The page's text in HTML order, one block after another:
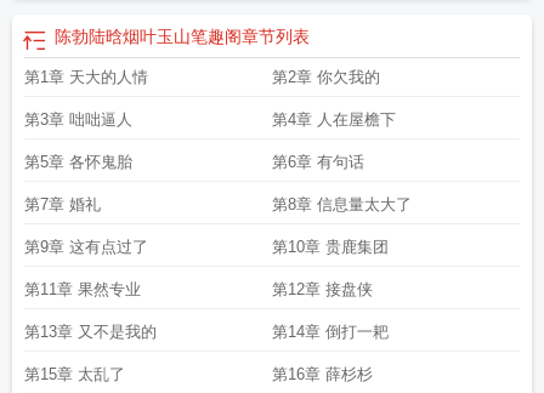
陈勃陆晗烟叶玉山笔趣阁章节列表
第1章 天大的人情 第2章 你欠我的
第3章 咄咄逼人 第4章 人在屋檐下
第5章 各怀鬼胎 第6章 有句话
第7章 婚礼 第8章 信息量太大了
第9章 这有点过了 第10章 贵鹿集团
第11章 果然专业 第12章 接盘侠
第13章 又不是我的 第14章 倒打一耙
第15章 太乱了 第16章 薛杉杉